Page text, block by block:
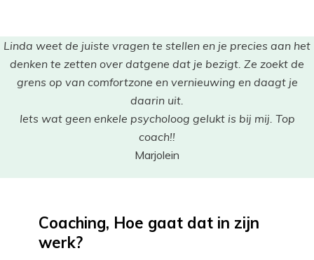
Linda weet de juiste vragen te stellen en je precies aan het
denken te zetten over datgene dat je bezigt. Ze zoekt de
grens op van comfortzone en vernieuwing en daagt je
daarin uit.
Iets wat geen enkele psycholoog gelukt is bij mij. Top
coach!!
Marjolein
Coaching, Hoe gaat dat in zijn
werk?